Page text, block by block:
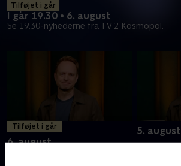
Tilføjet i går
I går 19.30 • 6. august
Se 19.30-nyhederne fra TV 2 Kosmopol.
Tilføjet i går
6. august
5. august